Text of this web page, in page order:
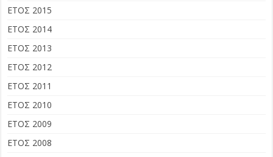
ΕΤΟΣ 2015
ΕΤΟΣ 2014
ΕΤΟΣ 2013
ΕΤΟΣ 2012
ΕΤΟΣ 2011
ΕΤΟΣ 2010
ΕΤΟΣ 2009
ΕΤΟΣ 2008